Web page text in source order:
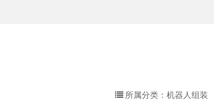
所属分类：机器人组装